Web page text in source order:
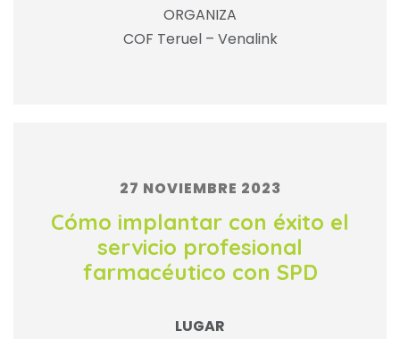
ORGANIZA
COF Teruel – Venalink
27 NOVIEMBRE 2023
Cómo implantar con éxito el
servicio profesional
farmacéutico con SPD
LUGAR